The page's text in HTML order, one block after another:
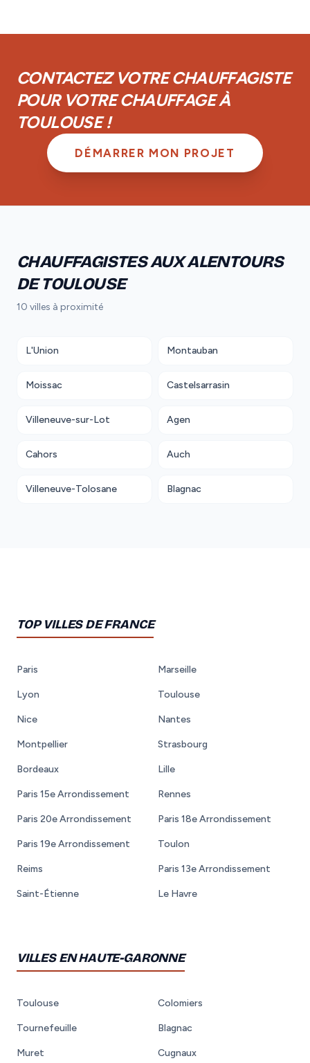
CONTACTEZ VOTRE CHAUFFAGISTE
POUR VOTRE CHAUFFAGE À
TOULOUSE !
DÉMARRER MON PROJET
CHAUFFAGISTES AUX ALENTOURS
DE TOULOUSE
10 villes à proximité
L'Union Montauban
Moissac Castelsarrasin
Villeneuve-sur-Lot Agen
Cahors Auch
Villeneuve-Tolosane Blagnac
TOP VILLES DE FRANCE
Paris Marseille
Lyon Toulouse
Nice Nantes
Montpellier Strasbourg
Bordeaux Lille
Paris 15e Arrondissement Rennes
Paris 20e Arrondissement Paris 18e Arrondissement
Paris 19e Arrondissement Toulon
Reims Paris 13e Arrondissement
Saint-Étienne Le Havre
VILLES EN HAUTE-GARONNE
Toulouse Colomiers
Tournefeuille Blagnac
Muret Cugnaux